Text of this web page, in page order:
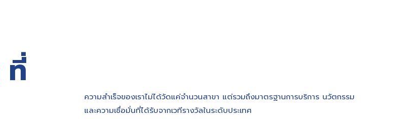
ที่
ความสำเร็จของเราไม่ได้วัดแค่จำนวนสาขา แต่รวมถึงมาตรฐานการบริการ นวัตกรรม
และความเชื่อมั่นที่ได้รับจากเวทีรางวัลในระดับประเทศ